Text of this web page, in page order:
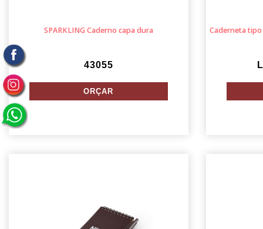
SPARKLING Caderno capa dura
43055
Caderneta tipo